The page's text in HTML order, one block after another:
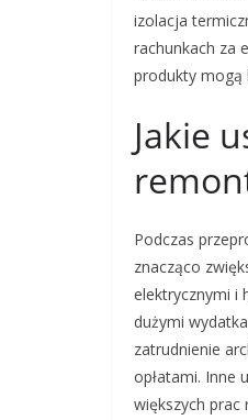
izolacja
rachunkach za
produkty mogą
Jakie
Podczas
znacząco
elektrycznymi i
dużymi
zatrudnienie
opłatami. Inne
większych prac